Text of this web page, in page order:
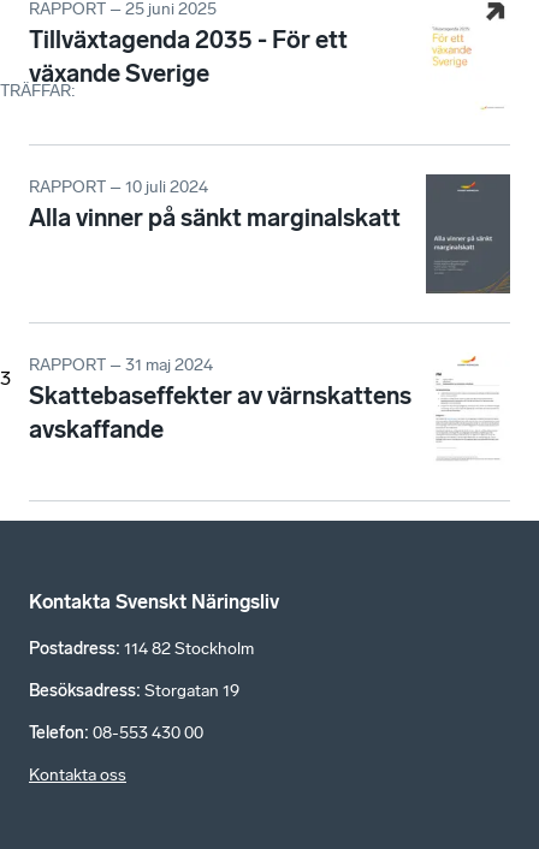
TRÄFFAR:
3
RAPPORT – 25 juni 2025
Tillväxtagenda 2035 - För ett
växande Sverige
RAPPORT – 10 juli 2024
Alla vinner på sänkt marginalskatt
RAPPORT – 31 maj 2024
Skattebaseffekter av värnskattens
avskaffande
Kontakta Svenskt Näringsliv
Postadress: 114 82 Stockholm
Besöksadress: Storgatan 19
Telefon: 08-553 430 00
Kontakta oss